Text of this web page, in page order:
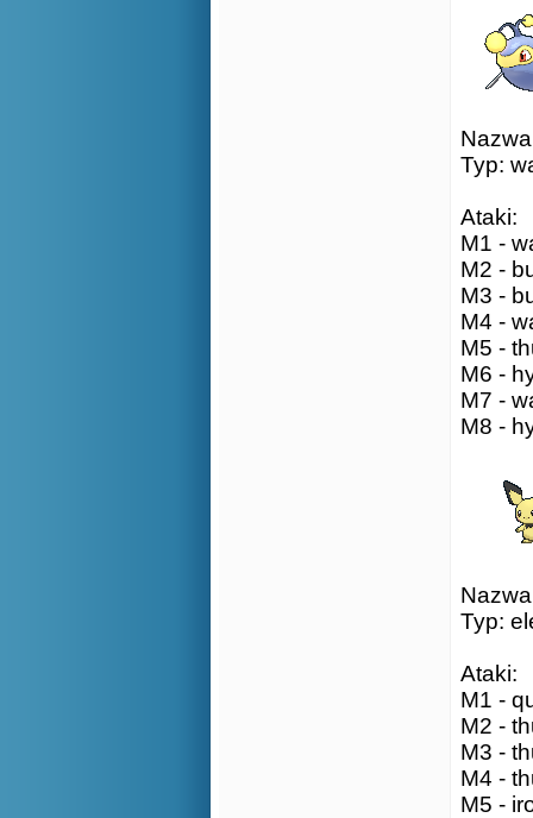
Typ:
Ataki:
M1 -
M2 -
M3 -
M4 -
M5 -
M6 -
M7 -
M8 -
Typ:
Ataki:
M1 -
M2 -
M3 -
M4 -
M5 -